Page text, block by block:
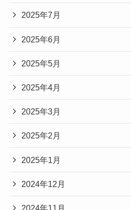
2025年7月
2025年6月
2025年5月
2025年4月
2025年3月
2025年2月
2025年1月
2024年12月
2024年11月